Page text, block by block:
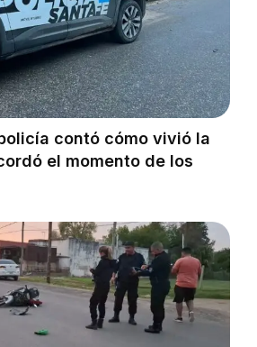
contó cómo vivió la
el momento de los